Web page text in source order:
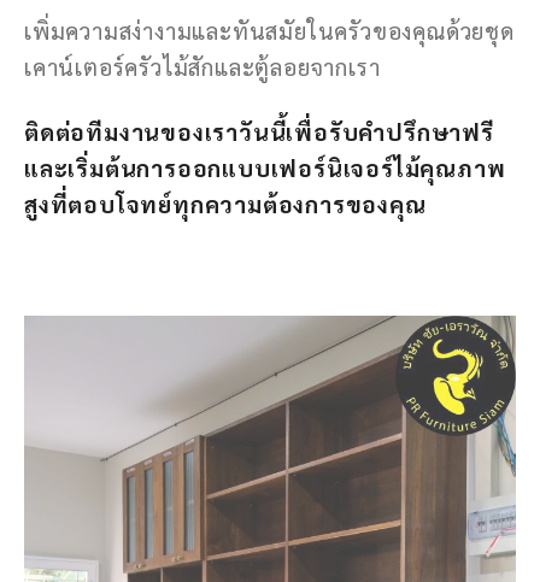
เพิ่มความสง่างามและทันสมัยในครัวของคุณด้วยชุด
เคาน์เตอร์ครัวไม้สักและตู้ลอยจากเรา
ติดต่อทีมงานของเราวันนี้เพื่อรับคำปรึกษาฟรี
และเริ่มต้นการออกแบบเฟอร์นิเจอร์ไม้คุณภาพ
สูงที่ตอบโจทย์ทุกความต้องการของคุณ